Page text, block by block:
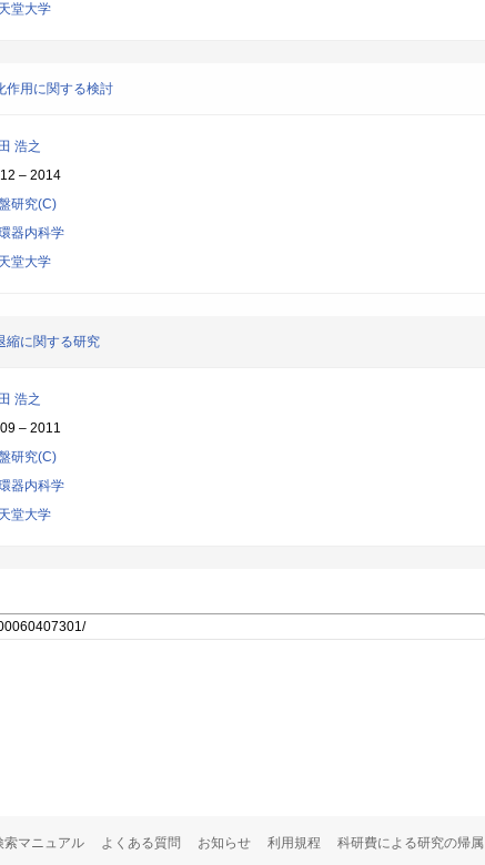
堂大学
作用に関する検討
浩之
– 2014
研究(C)
器内科学
堂大学
縮に関する研究
浩之
– 2011
研究(C)
器内科学
堂大学
索マニュアル よくある質問 お知らせ 利用規程 科研費による研究の帰属